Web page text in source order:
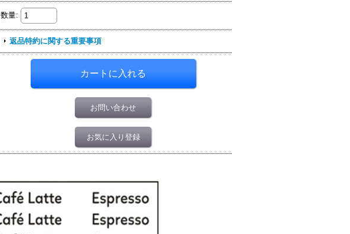
数量:
返品特約に関する重要事項
お問い合わせ
お気に入り登録